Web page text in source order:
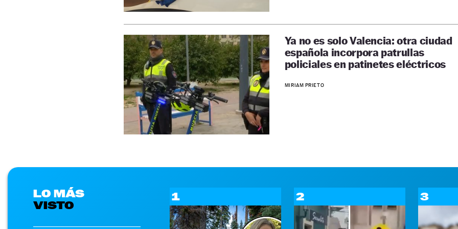
Ya no es solo Valencia: otra ciudad
española incorpora patrullas
policiales en patinetes eléctricos
MIRIAM PRIETO
LO MÁS
VISTO
1 2 3